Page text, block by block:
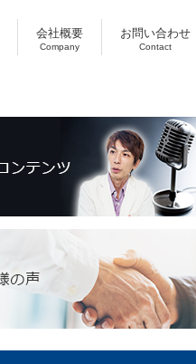
会社概要
Company
お問い合わせ
Contact